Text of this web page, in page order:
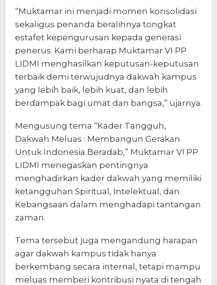
“Muktamar ini menjadi momen konsolidasi
sekaligus penanda beralihnya tongkat
estafet kepengurusan kepada generasi
penerus. Kami berharap Muktamar VI PP
LIDMI menghasilkan keputusan-keputusan
terbaik demi terwujudnya dakwah kampus
yang lebih baik, lebih kuat, dan lebih
berdampak bagi umat dan bangsa,” ujarnya.
Mengusung tema “Kader Tangguh,
Dakwah Meluas : Membangun Gerakan
Untuk Indonesia Beradab,” Muktamar VI PP
LIDMI menegaskan pentingnya
menghadirkan kader dakwah yang memiliki
ketangguhan Spiritual, Intelektual, dan
Kebangsaan dalam menghadapi tantangan
zaman.
Tema tersebut juga mengandung harapan
agar dakwah kampus tidak hanya
berkembang secara internal, tetapi mampu
meluas memberi kontribusi nyata di tengah